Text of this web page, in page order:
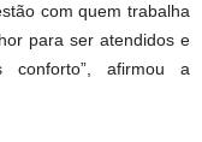
com quem trabalha
para ser atendidos e
conforto”, afirmou a